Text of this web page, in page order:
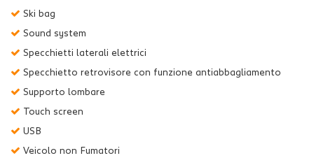
Ski bag
Sound system
Specchietti laterali elettrici
Specchietto retrovisore con funzione antiabbagliamento
Supporto lombare
Touch screen
USB
Veicolo non Fumatori